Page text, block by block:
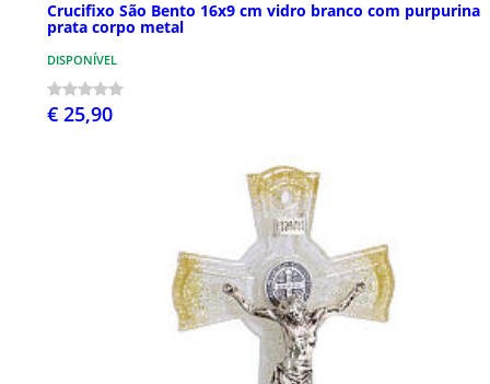
Crucifixo São Bento 16x9 cm vidro branco com purpurina
prata corpo metal
DISPONÍVEL
€ 25,90